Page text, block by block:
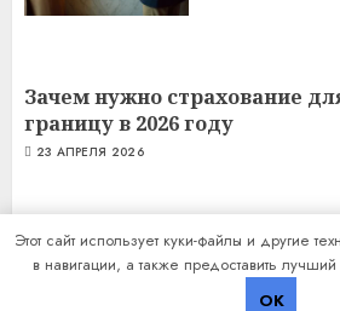
Зачем нужно страхование
границу в 2026 году
23 АПРЕЛЯ 2026
Copyright © Все права защищены.
Этот сайт использует куки-файлы и другие
в навигации, а также предоставить
OK